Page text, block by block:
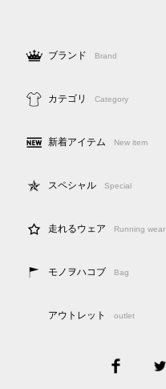
ブランド Brand
カテゴリ Category
新着アイテム New item
スペシャル Special
走れるウェア Running wear
モノヲハコブ Bag
アウトレット outlet